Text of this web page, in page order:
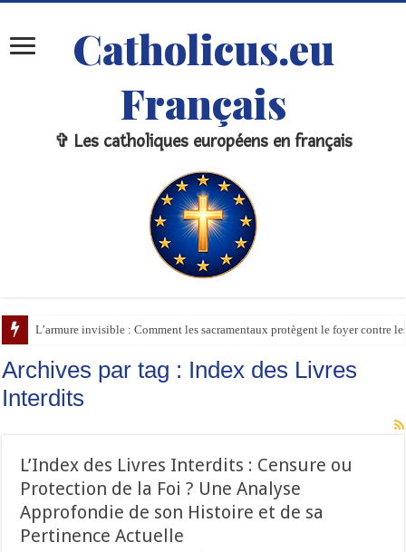
Catholicus.eu
Français
✞ Les catholiques européens en français
L’armure invisible : Comment les sacramentaux protègent le foyer contre
Archives par tag : Index des Livres
Interdits
L’Index des Livres Interdits : Censure ou
Protection de la Foi ? Une Analyse
Approfondie de son Histoire et de sa
Pertinence Actuelle